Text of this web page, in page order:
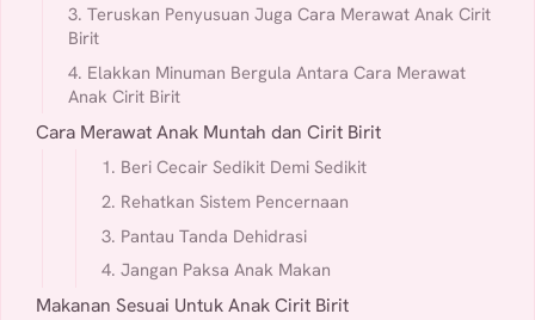
3. Teruskan Penyusuan Juga Cara Merawat Anak Cirit
Birit
4. Elakkan Minuman Bergula Antara Cara Merawat
Anak Cirit Birit
Cara Merawat Anak Muntah dan Cirit Birit
1. Beri Cecair Sedikit Demi Sedikit
2. Rehatkan Sistem Pencernaan
3. Pantau Tanda Dehidrasi
4. Jangan Paksa Anak Makan
Makanan Sesuai Untuk Anak Cirit Birit